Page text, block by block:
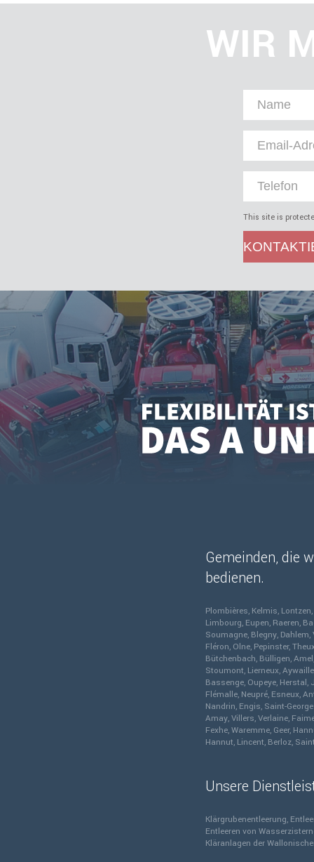
WIR
This site is
Gemeinden, die
bedienen.
Plombières Kelmis Lontzen
Limbourg Eupen Raeren
Soumagne Blegny Dahlem
Fléron Olne Pepinster
Bütchenbach Bülligen Amel
Stoumont Lierneux Aywaille
Bassenge Oupeye Herstal
Flémalle Neupré Esneux
Nandrin Engis Saint-
Amay Villers Verlaine
Fexhe Waremme Geer
Hannut Lincent Berloz
Unsere
Klärgrubenentleerung
Entleeren von
Kläranlagen der